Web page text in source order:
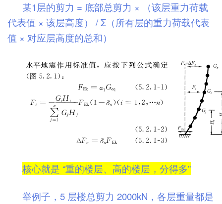
某1层的剪力 = 底部总剪力 × （该层重力荷载
代表值 × 该层高度） / Σ（所有层的重力荷载代表
值 × 对应层高度的总和）
核心就是 “重的楼层、高的楼层，分得多”
举例子，5 层楼总剪力 2000kN，各层重量都是